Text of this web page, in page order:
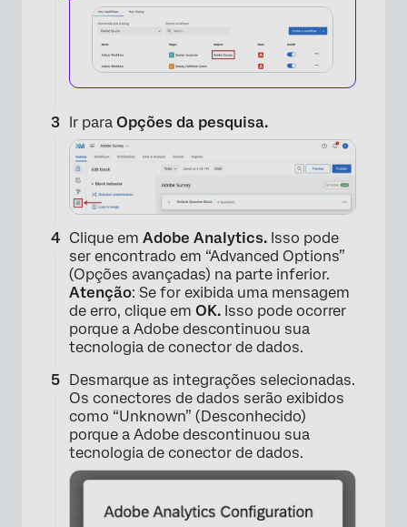
Ir para Opções da pesquisa.
Clique em Adobe Analytics. Isso pode
ser encontrado em “Advanced Options”
(Opções avançadas) na parte inferior.
Atenção: Se for exibida uma mensagem
de erro, clique em OK. Isso pode ocorrer
porque a Adobe descontinuou sua
tecnologia de conector de dados.
Desmarque as integrações selecionadas.
Os conectores de dados serão exibidos
como “Unknown” (Desconhecido)
porque a Adobe descontinuou sua
tecnologia de conector de dados.